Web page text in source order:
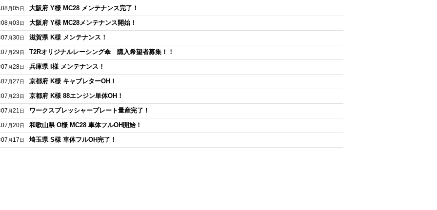
08月05日 大阪府 Y様 MC28 メンテナンス完了！
08月03日 大阪府 Y様 MC28メンテナンス開始！
07 月30日 滋賀県 K様 メンテナンス！
07 月29日 T2Rオリジナルレーシング傘 購入希望者募集！！
07 月28日 兵庫県 I様 メンテナンス！
07 月27日 京都府 K様 キャブレターOH！
07 月23日 京都府 K様 88エンジン単体OH！
07 月21日 ワークスプレッシャープレート量産完了！
07 月20日 和歌山県 O様 MC28 車体フルOH開始！
07 月 17日 埼玉県 S様 車体フルOH完了！